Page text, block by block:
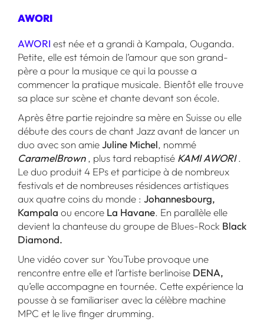
AWORI
AWORI est née et a grandi à Kampala, Ouganda.
Petite, elle est témoin de l’amour que son grand-
père a pour la musique ce qui la pousse a
commencer la pratique musicale. Bientôt elle trouve
sa place sur scène et chante devant son école.
Après être partie rejoindre sa mère en Suisse ou elle
débute des cours de chant Jazz avant de lancer un
duo avec son amieJuline Michel, nommé
CaramelBrown, plus tard rebaptisé KAMI AWORI.
Le duo produit 4 EPs et participe à de nombreux
festivals et de nombreuses résidences artistiques
aux quatre coins du monde : Johannesbourg,
Kampala ou encore La Havane. En parallèle elle
devient la chanteuse du groupe de Blues-Rock Black
Diamond.
Une vidéo cover sur YouTube provoque une
rencontre entre elle et l’artiste berlinoise DENA,
qu’elle accompagne en tournée. Cette expérience la
pousse à se familiariser avec la célèbre machine
MPC et le live finger drumming.